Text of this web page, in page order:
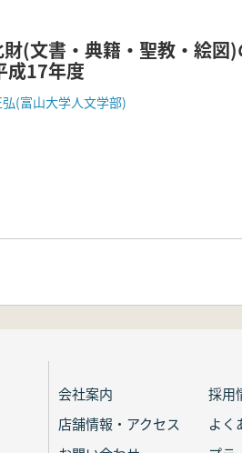
財(文書・典籍・聖教・絵
成17年度
(富山大学人文学部)
会社案内
採用
店舗情報・アクセス
よく